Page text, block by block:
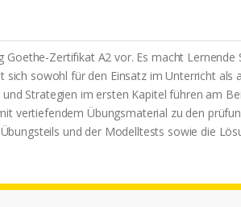
Zertifikat A2 vor. Es macht Lernende
sowohl für den Einsatz im Unterricht als
Strategien im ersten Kapitel führen am
vertiefendem Übungsmaterial zu den
und der Modelltests sowie die